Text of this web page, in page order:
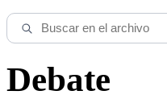
Debate